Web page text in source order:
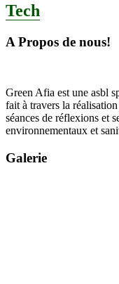
Tech
A Propos de nous!
Green Afia est une asbl
fait à travers la
séances de réflexions et
environnementaux et
Galerie